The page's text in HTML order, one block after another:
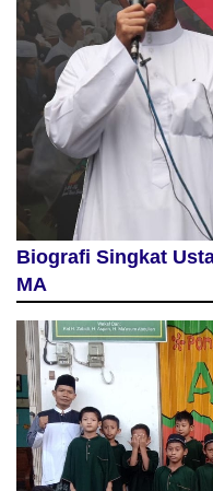
Biografi Singkat
MA